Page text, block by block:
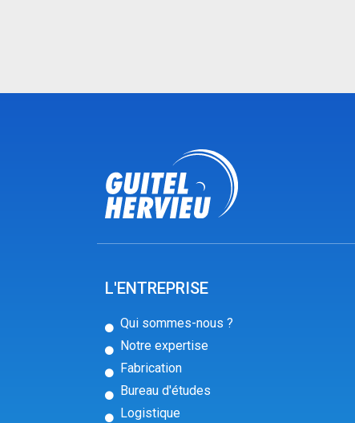
L'ENTREPRISE
Qui sommes-nous ?
Notre expertise
Fabrication
Bureau d'études
Logistique